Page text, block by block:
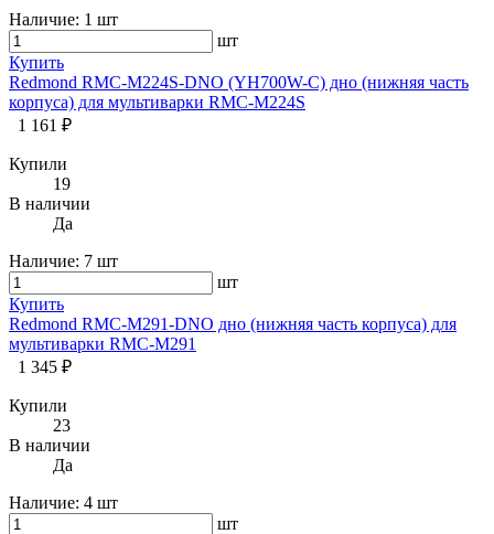
Наличие: 1 шт
шт
Купить
Redmond RMC-M224S-DNO (YH700W-C) дно (нижняя часть
корпуса) для мультиварки RMC-M224S
1 161 ₽
Купили
19
В наличии
Да
Наличие: 7 шт
шт
Купить
Redmond RMC-M291-DNO дно (нижняя часть корпуса) для
мультиварки RMC-M291
1 345 ₽
Купили
23
В наличии
Да
Наличие: 4 шт
шт